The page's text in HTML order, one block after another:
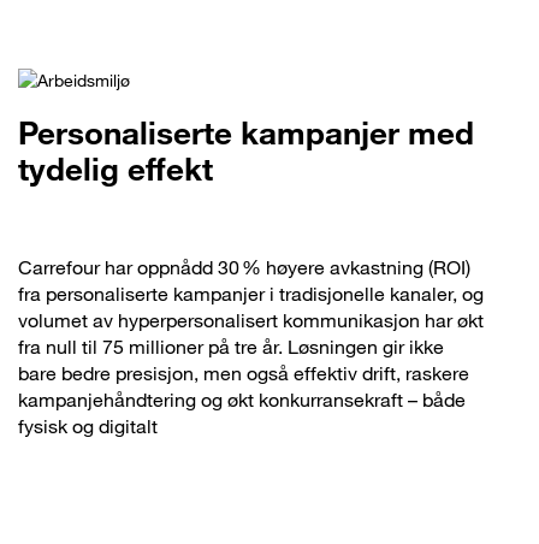
Personaliserte kampanjer med
tydelig effekt
Carrefour har oppnådd 30 % høyere avkastning (ROI)
fra personaliserte kampanjer i tradisjonelle kanaler, og
volumet av hyperpersonalisert kommunikasjon har økt
fra null til 75 millioner på tre år. Løsningen gir ikke
bare bedre presisjon, men også effektiv drift, raskere
kampanjehåndtering og økt konkurransekraft – både
fysisk og digitalt